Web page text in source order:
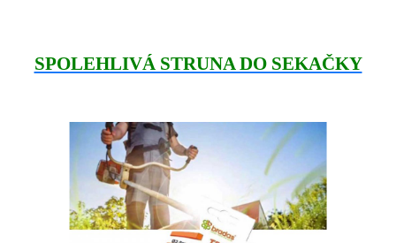
SPOLEHLIVÁ STRUNA DO SEKAČKY